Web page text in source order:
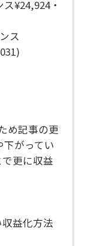
¥24,924・
ス
め記事の更
がってい
更に収益
益化方法